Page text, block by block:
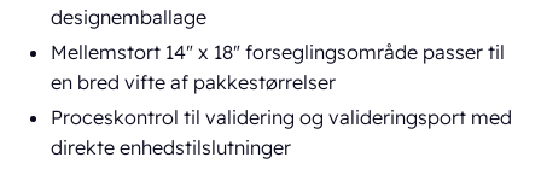
designemballage
Mellemstort 14" x 18" forseglingsområde passer til
en bred vifte af pakkestørrelser
Proceskontrol til validering og valideringsport med
direkte enhedstilslutninger